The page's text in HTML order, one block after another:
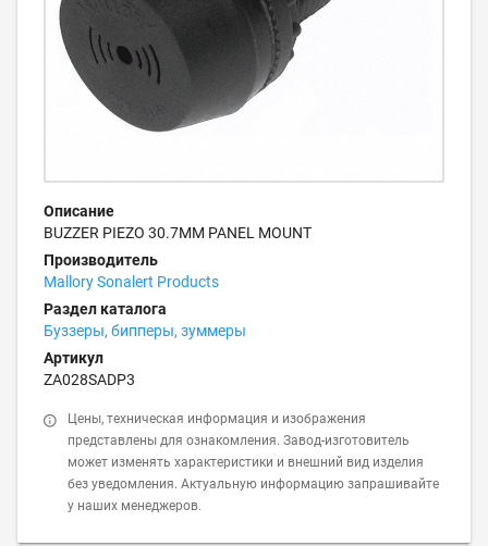
Описание
BUZZER PIEZO 30.7MM PANEL MOUNT
Производитель
Mallory Sonalert Products
Раздел каталога
Буззеры, бипперы, зуммеры
Артикул
ZA028SADP3
Цены, техническая информация и изображения
представлены для ознакомления. Завод-изготовитель
может изменять характеристики и внешний вид изделия
без уведомления. Актуальную информацию запрашивайте
у наших менеджеров.